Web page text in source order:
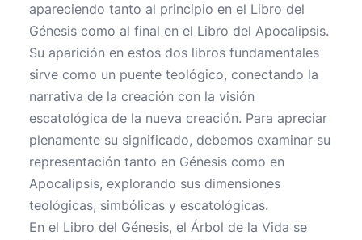
apareciendo tanto al principio en el Libro del
Génesis como al final en el Libro del Apocalipsis.
Su aparición en estos dos libros fundamentales
sirve como un puente teológico, conectando la
narrativa de la creación con la visión
escatológica de la nueva creación. Para apreciar
plenamente su significado, debemos examinar su
representación tanto en Génesis como en
Apocalipsis, explorando sus dimensiones
teológicas, simbólicas y escatológicas.
En el Libro del Génesis, el Árbol de la Vida se